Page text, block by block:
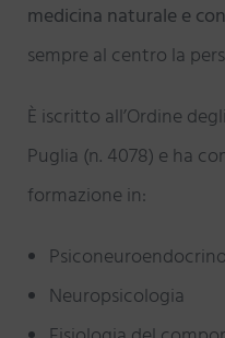
medicina naturale e
sempre al centro la
È iscritto all’Ordine
Puglia (n. 4078) e ha
formazione in:
Neuropsicologia